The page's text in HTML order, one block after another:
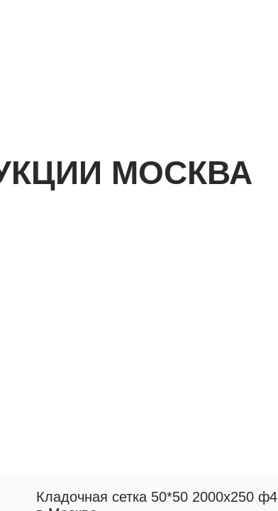
МОСКВА
Кладочная сетка 50*50 2000х250 ф4